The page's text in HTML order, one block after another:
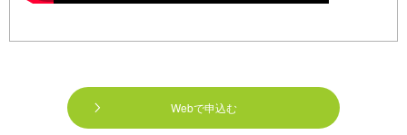
Webで申込む